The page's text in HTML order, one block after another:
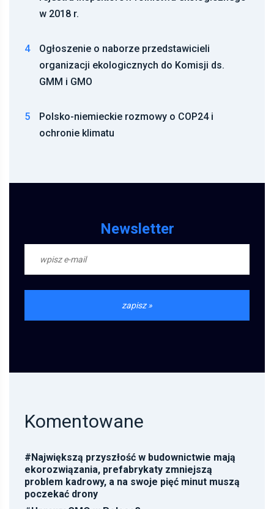
w 2018 r.
4
Ogłoszenie o naborze przedstawicieli
organizacji ekologicznych do Komisji ds.
GMM i GMO
5
Polsko-niemieckie rozmowy o COP24 i
ochronie klimatu
Newsletter
Komentowane
#Największą przyszłość w budownictwie mają
ekorozwiązania, prefabrykaty zmniejszą
problem kadrowy, a na swoje pięć minut muszą
poczekać drony